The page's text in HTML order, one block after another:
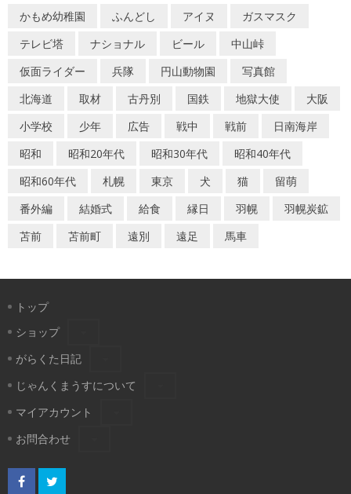
かもめ幼稚園 ふんどし アイヌ
ガスマスク
テレビ塔
ナショナル ビール
中山峠
仮面ライダー
兵隊 円山動物園
写真館
北海道
取材 古丹別 国鉄 地獄大使
大阪
小学校
少年 広告 戦中 戦前
日南海岸
昭和
昭和20年代 昭和30年代
昭和40年代
昭和60年代
札幌 東京 犬 猫
留萌
番外編
結婚式 給食 縁日 羽幌
羽幌炭鉱
苫前
苫前町 遠別 遠足 馬車
トップ
ショップ
がらくた日記
じゃんくまうすについて
マイアカウント
お問合わせ